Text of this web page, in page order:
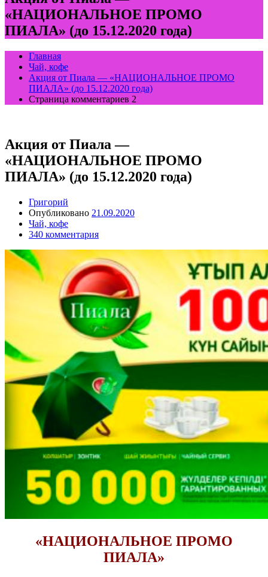
«НАЦИОНАЛЬНОЕ ПРОМО
ПИАЛА» (до 15.12.2020 года)
Главная
Чай, кофе
Акция от Пиала — «НАЦИОНАЛЬНОЕ ПРОМО
ПИАЛА» (до 15.12.2020 года)
Страница комментариев 2
Акция от Пиала —
«НАЦИОНАЛЬНОЕ ПРОМО
ПИАЛА» (до 15.12.2020 года)
Григорий
Опубликовано 21.09.2020
Чай, кофе
340 комментария
«НАЦИОНАЛЬНОЕ ПРОМО
ПИАЛА»